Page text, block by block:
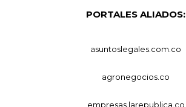
PORTALES ALIADOS:
asuntoslegales.com.co
agronegocios.co
empresas.larepublica.co